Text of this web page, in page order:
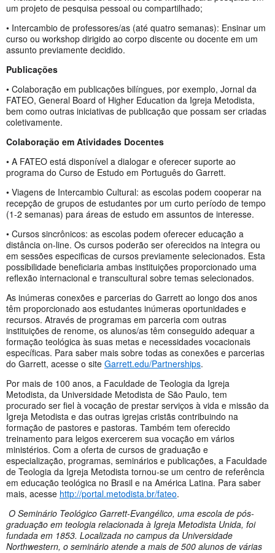
um projeto de pesquisa pessoal ou compartilhado;
• Intercambio de professores/as (até quatro semanas): Ensinar um
curso ou workshop dirigido ao corpo discente ou docente em um
assunto previamente decidido.
Publicações
• Colaboração em publicações bilíngues, por exemplo, Jornal da
FATEO, General Board of Higher Education da Igreja Metodista,
bem como outras iniciativas de publicação que possam ser criadas
coletivamente.
Colaboração em Atividades Docentes
• A FATEO está disponível a dialogar e oferecer suporte ao
programa do Curso de Estudo em Português do Garrett.
• Viagens de Intercambio Cultural: as escolas podem cooperar na
recepção de grupos de estudantes por um curto período de tempo
(1-2 semanas) para áreas de estudo em assuntos de interesse.
• Cursos sincrônicos: as escolas podem oferecer educação a
distância on-line. Os cursos poderão ser oferecidos na integra ou
em sessões especificas de cursos previamente selecionados. Esta
possibilidade beneficiaria ambas instituições proporcionado uma
reflexão internacional e transcultural sobre temas selecionados.
As inúmeras conexões e parcerias do Garrett ao longo dos anos
têm proporcionado aos estudantes inúmeras oportunidades e
recursos. Através de programas em parceria com outras
instituições de renome, os alunos/as têm conseguido adequar a
formação teológica às suas metas e necessidades vocacionais
específicas. Para saber mais sobre todas as conexões e parcerias
do Garrett, acesse o site Garrett.edu/Partnerships.
Por mais de 100 anos, a Faculdade de Teologia da Igreja
Metodista, da Universidade Metodista de São Paulo, tem
procurado ser fiel à vocação de prestar serviços à vida e missão da
Igreja Metodista e das outras igrejas cristãs contribuindo na
formação de pastores e pastoras. Também tem oferecido
treinamento para leigos exercerem sua vocação em vários
ministérios. Com a oferta de cursos de graduação e
especialização, programas, seminários e publicações, a Faculdade
de Teologia da Igreja Metodista tornou-se um centro de referência
em educação teológica no Brasil e na América Latina. Para saber
mais, acesse http://portal.metodista.br/fateo.
O Seminário Teológico Garrett-Evangélico, uma escola de pós-
graduação em teologia relacionada à Igreja Metodista Unida, foi
fundada em 1853. Localizada no campus da Universidade
Northwestern, o seminário atende a mais de 500 alunos de várias